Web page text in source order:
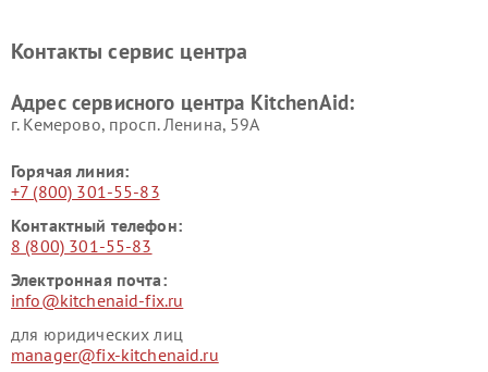
Контакты сервис центра
Адрес сервисного центра KitchenAid:
г. Кемерово, просп. Ленина, 59А
Горячая линия:
+7 (800) 301-55-83
Контактный телефон:
8 (800) 301-55-83
Электронная почта:
info@kitchenaid-fix.ru
для юридических лиц
manager@fix-kitchenaid.ru